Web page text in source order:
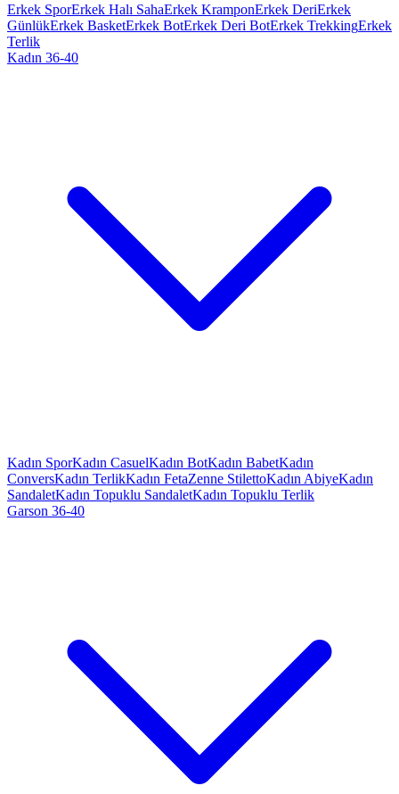
Erkek SporErkek Halı SahaErkek KramponErkek DeriErkek
GünlükErkek BasketErkek BotErkek Deri BotErkek TrekkingErkek
Terlik
Kadın 36-40
Kadın SporKadın CasuelKadın BotKadın BabetKadın
ConversKadın TerlikKadın FetaZenne StilettoKadın AbiyeKadın
SandaletKadın Topuklu SandaletKadın Topuklu Terlik
Garson 36-40